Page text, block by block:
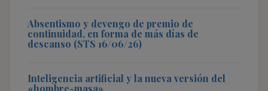
Absentismo y devengo de premio de
continuidad, en forma de más días de
descanso (STS 16/06/26)
Inteligencia artificial y la nueva versión del
«hombre-masa»